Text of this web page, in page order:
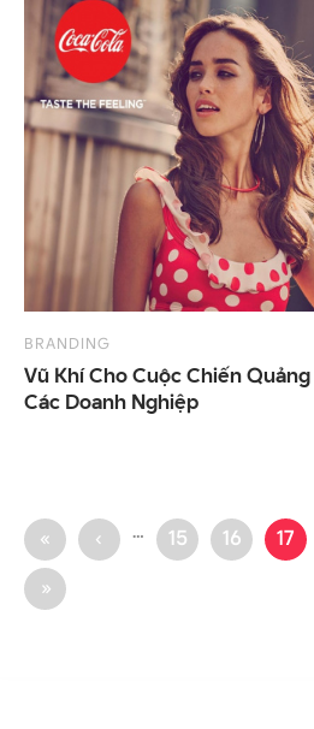
BRANDING
Vũ Khí Cho Cuộc Chiến
Các Doanh Nghiệp
« ‹ … 15 16 17
»